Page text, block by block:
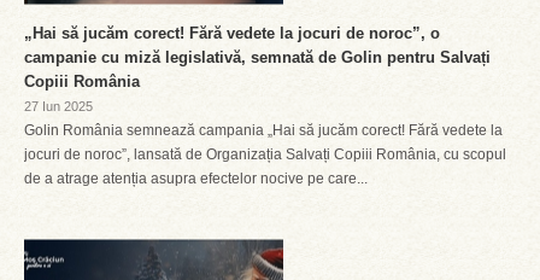
„Hai să jucăm corect! Fără vedete la jocuri de noroc”, o
campanie cu miză legislativă, semnată de Golin pentru Salvați
Copiii România
27 Iun 2025
Golin România semnează campania „Hai să jucăm corect! Fără vedete la
jocuri de noroc”, lansată de Organizația Salvați Copiii România, cu scopul
de a atrage atenția asupra efectelor nocive pe care...